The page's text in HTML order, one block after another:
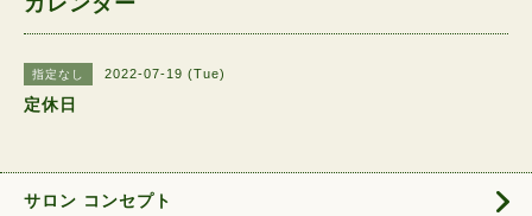
指定なし 2022-07-19 (Tue)
定休日
サロン コンセプト